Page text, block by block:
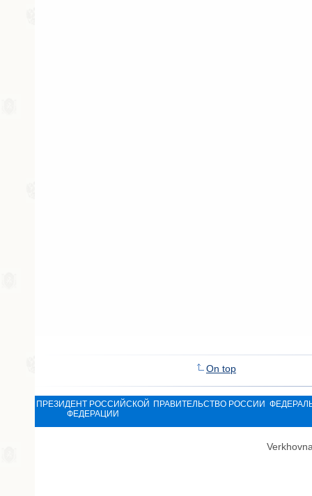
On top
ПРЕЗИДЕНТ РОССИЙСКОЙ
ФЕДЕРАЦИИ
ПРАВИТЕЛЬСТВО РОССИИ